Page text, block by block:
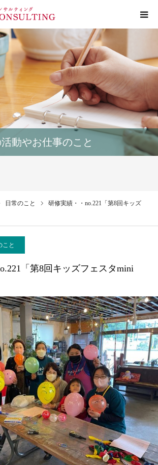
動やお仕事のこと
日常のこと
研修実績・・no.221「第8回キッズ
こと
「第8回キッズフェスタmini